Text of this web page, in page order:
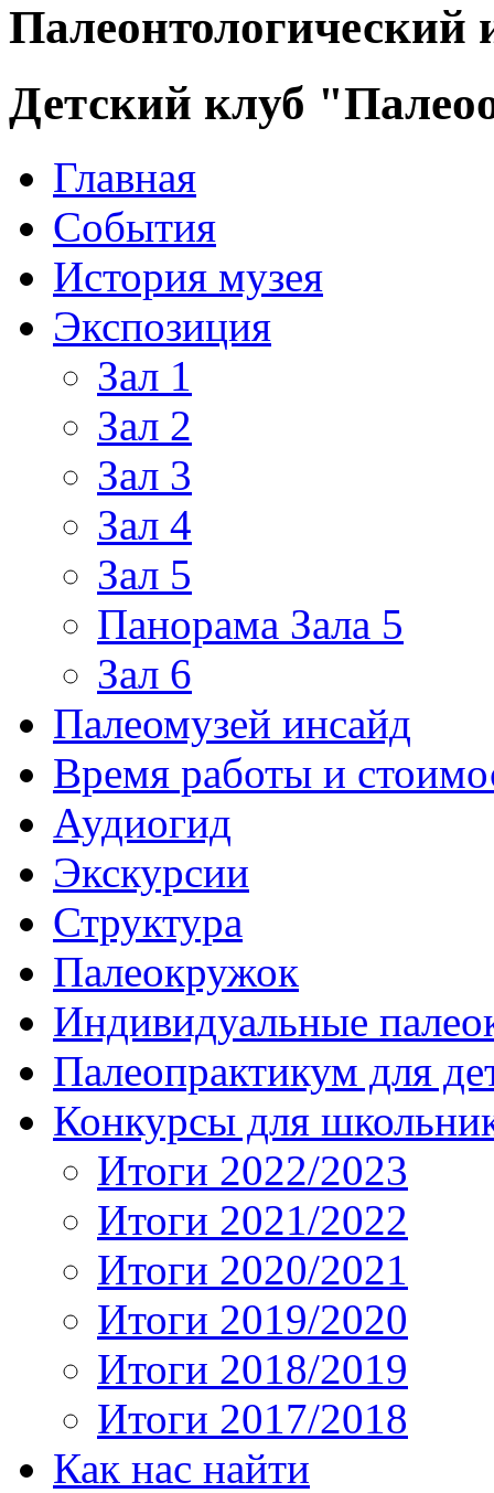
Палеонтологический
Детский клуб
Главная
События
История музея
Экспозиция
Зал 1
Зал 2
Зал 3
Зал 4
Зал 5
Панорама Зала 5
Зал 6
Палеомузей инсайд
Время работы и
Аудиогид
Экскурсии
Структура
Палеокружок
Индивидуальные
Палеопрактикум для
Конкурсы для
Итоги 2022/2023
Итоги 2021/2022
Итоги 2020/2021
Итоги 2019/2020
Итоги 2018/2019
Итоги 2017/2018
Как нас найти